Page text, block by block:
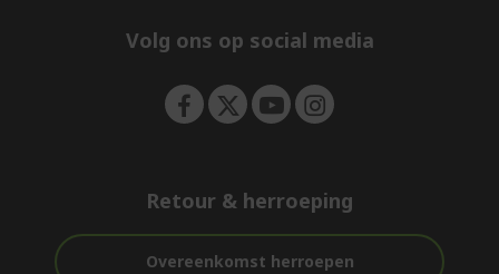
e
Volg ons op social media
Retour & herroeping
Overeenkomst herroepen